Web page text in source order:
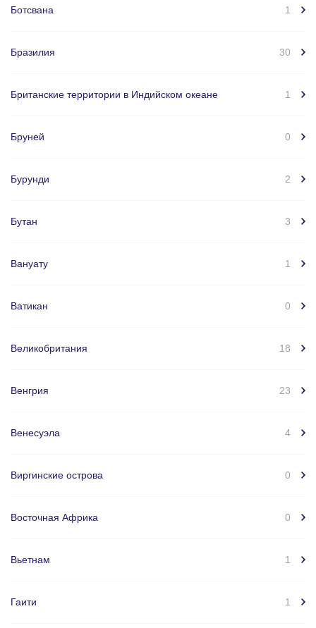
Ботсвана 1
Бразилия 30
Британские территории в Индийском океане 1
Бруней 0
Бурунди 2
Бутан 3
Вануату 1
Ватикан 0
Великобритания 18
Венгрия 23
Венесуэла 4
Виргинские острова 0
Восточная Африка 0
Вьетнам 1
Гаити 1